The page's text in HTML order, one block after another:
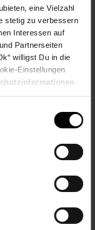
eine Vielzahl
stetig zu verbessern
Interessen auf
Partnerseiten
willigst Du in die
Einstellungen